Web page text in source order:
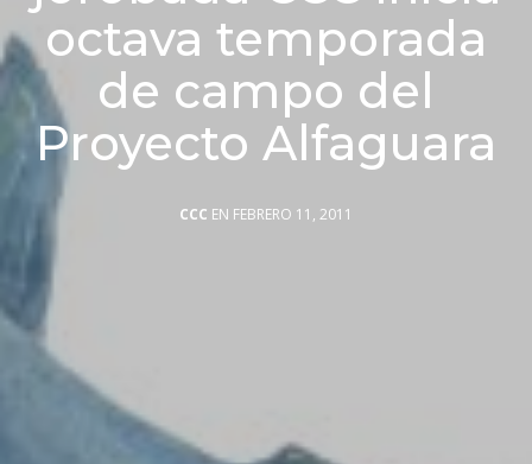
octava temporada
de campo del
Proyecto Alfaguara
CCC EN FEBRERO 11, 2011